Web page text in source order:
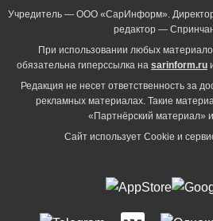
Учредитель — ООО «СарИнформ».
редактор —
При использовании любых
обязательна гиперссылка на sarinform.ru
Редакция не несет ответственность за
рекламных материалах. Такие
«Партнёрский материал»
Сайт использует Cookie и